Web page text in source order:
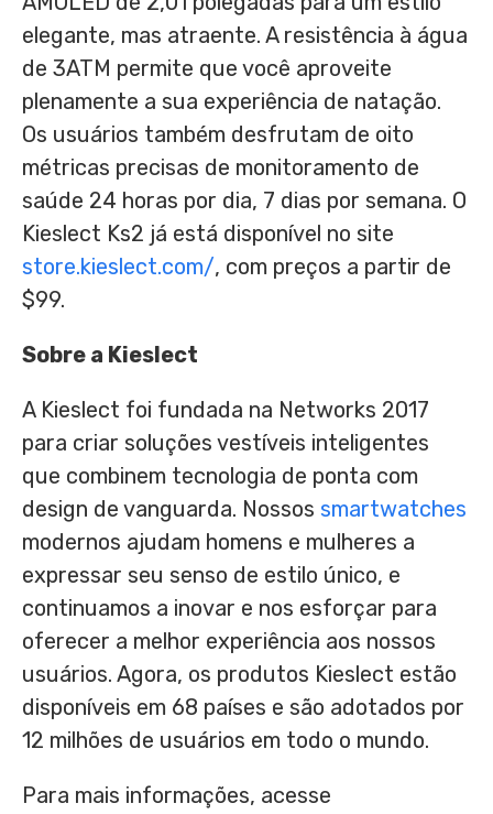
elegante, mas atraente. A resistência à água
de 3ATM permite que você aproveite
plenamente a sua experiência de natação.
Os usuários também desfrutam de oito
métricas precisas de monitoramento de
saúde 24 horas por dia, 7 dias por semana. O
Kieslect Ks2 já está disponível no site
store.kieslect.com/, com preços a partir de
$99.
Sobre a Kieslect
A Kieslect foi fundada na Networks 2017
para criar soluções vestíveis inteligentes
que combinem tecnologia de ponta com
design de vanguarda. Nossos smartwatches
modernos ajudam homens e mulheres a
expressar seu senso de estilo único, e
continuamos a inovar e nos esforçar para
oferecer a melhor experiência aos nossos
usuários. Agora, os produtos Kieslect estão
disponíveis em 68 países e são adotados por
12 milhões de usuários em todo o mundo.
Para mais informações, acesse